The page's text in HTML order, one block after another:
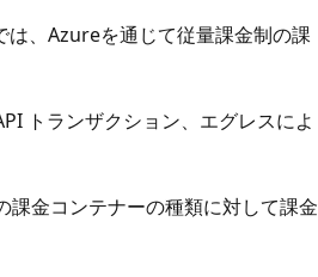
、Azureを通じて従量課金制の課
トランザクション、エグレスによ
課金コンテナーの種類に対して課金